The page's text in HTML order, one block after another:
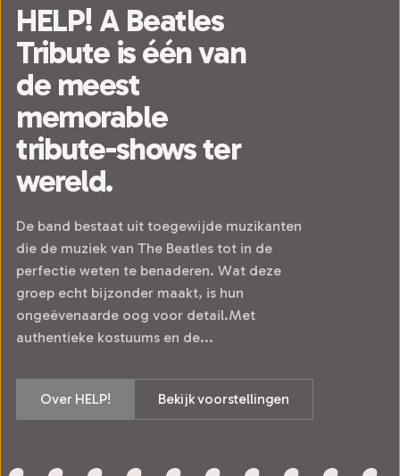
HELP! A Beatles
Tribute is één van
de meest
memorable
tribute-shows ter
wereld.
De band bestaat uit toegewijde muzikanten
die de muziek van The Beatles tot in de
perfectie weten te benaderen. Wat deze
groep echt bijzonder maakt, is hun
ongeëvenaarde oog voor detail.Met
authentieke kostuums en de...
Over HELP! Bekijk voorstellingen